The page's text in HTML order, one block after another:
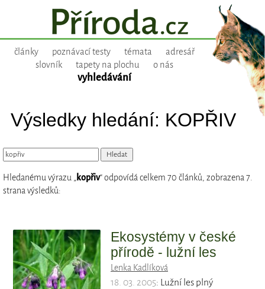
články poznávací testy témata
adresář
slovník
tapety na plochu o nás
vyhledávání
Výsledky hledání: KOPŘIV
Hledanému výrazu „kopřiv“ odpovídá celkem 70 článků, zobrazena 7.
strana výsledků:
Ekosystémy v české
přírodě - lužní les
Lenka Kadlíková
18. 03. 2005: Lužní les plný